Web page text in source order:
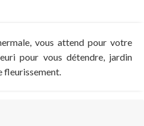
vous attend pour votre
pour vous détendre, jardin
fleurissement.